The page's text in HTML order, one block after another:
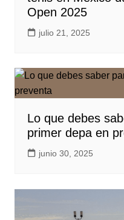
Open 2025
julio 21, 2025
Lo que debes
primer depa en
junio 30, 2025